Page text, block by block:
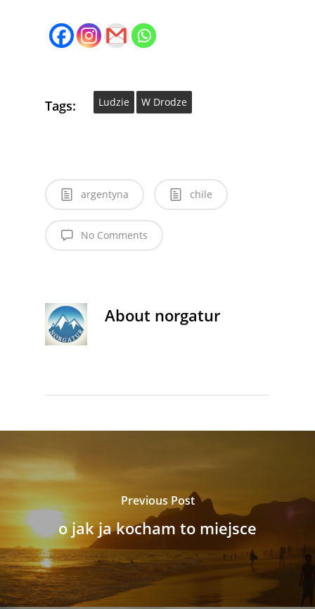
Tags: Ludzie W Drodze
argentyna chile
No Comments
About norgatur
Previous Post
o jak ja kocham to miejsce